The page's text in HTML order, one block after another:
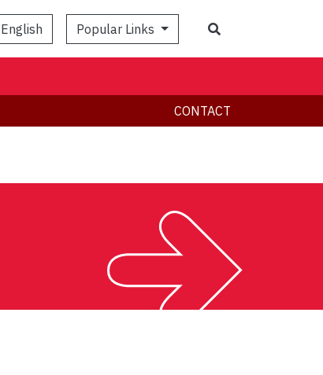
English Popular Links
CONTACT